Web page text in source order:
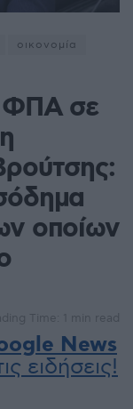
οικονομία
ΦΠΑ σε
οποίων
Time: 1 min read
News
ειδήσεις!